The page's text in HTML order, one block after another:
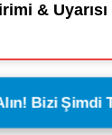
& Uyarısı
Bizi